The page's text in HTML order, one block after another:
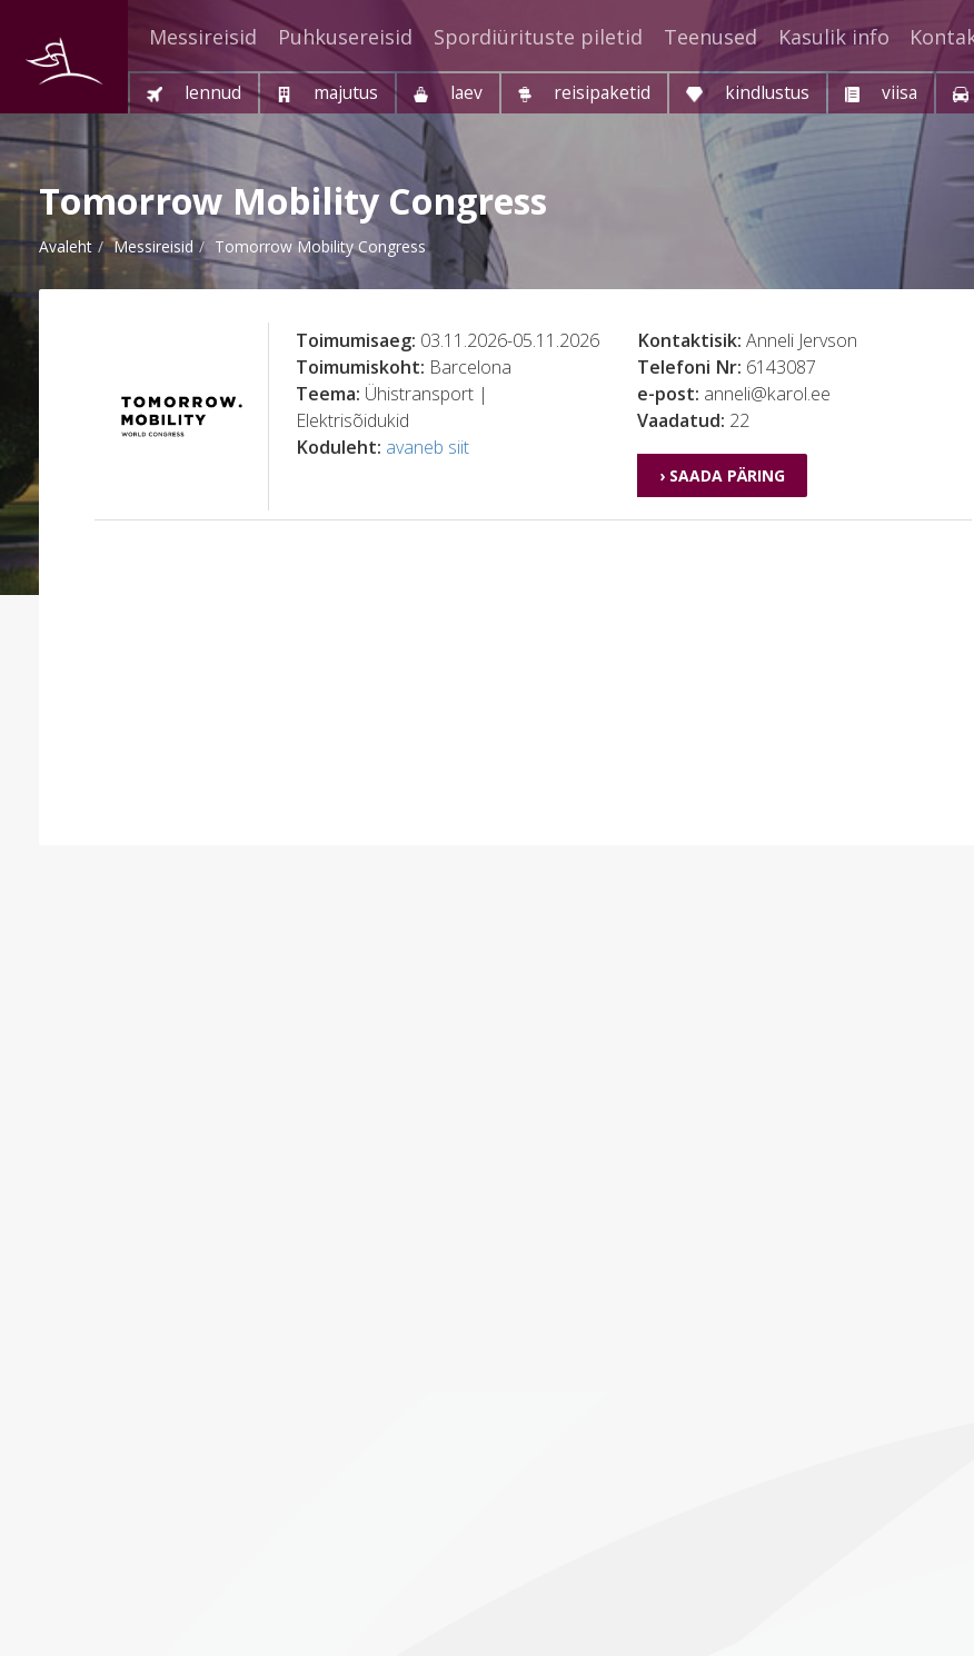
Messireisid Puhkusereisid Spordiürituste piletid Teenused Kasulik info
lennud majutus laev reisipaketid kindlustus viisa
Tomorrow Mobility Congress
Avaleht Messireisid Tomorrow Mobility Congress
Toimumisaeg: 03.11.2026-05.11.2026
Toimumiskoht: Barcelona
Teema: Ühistransport |
Elektrisõidukid
Koduleht: avaneb siit
Kontaktisik: Anneli Jervson
Telefoni Nr: 6143087
e-post: anneli@karol.ee
Vaadatud: 22
› SAADA PÄRING